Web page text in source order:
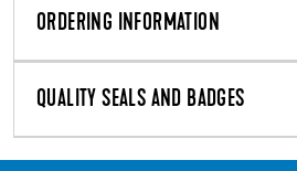
ORDERING INFORMATION
QUALITY SEALS AND BADGES